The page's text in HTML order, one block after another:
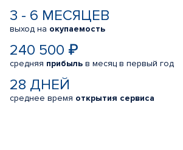
3 - 6 МЕСЯЦЕВ
выход на окупаемость
240 500 ₽
средняя прибыль в месяц в первый год
28 ДНЕЙ
среднее время открытия сервиса